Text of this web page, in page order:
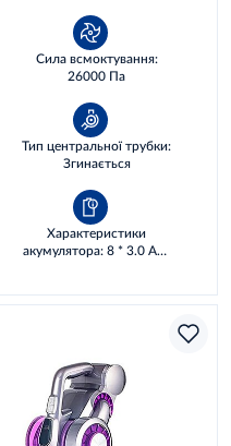
Сила всмоктування:
26000 Па
Тип центральної трубки:
Згинається
Характеристики
акумулятора: 8 * 3.0 AH,